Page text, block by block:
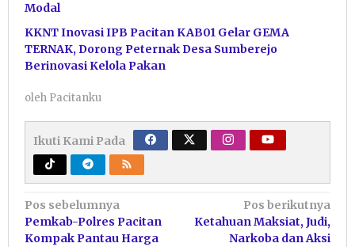
Modal
KKNT Inovasi IPB Pacitan KAB01 Gelar GEMA
TERNAK, Dorong Peternak Desa Sumberejo
Berinovasi Kelola Pakan
oleh Pacitanku
Ikuti Kami Pada
Navigasi
pos
Pos sebelumnya
Pemkab-Polres Pacitan
Kompak Pantau Harga
Pos berikutnya
Ketahuan Maksiat, Judi,
Narkoba dan Aksi